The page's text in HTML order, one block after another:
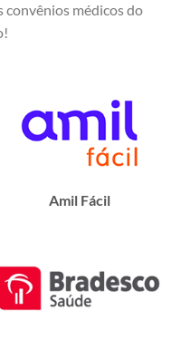
convênios médicos do
Amil Fácil